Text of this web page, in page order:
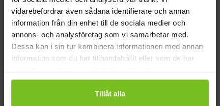
vidarebefordrar även sådana identifierare och annan
information från din enhet till de sociala medier och
annons- och analysföretag som vi samarbetar med.
Dessa kan i sin tur kombinera informationen med annan
information som du har tillhandahållit eller som de har
samlat in när du har använt deras tjänster.
Tillåt alla
konkurrenskraftig måste din strategi inte
bara anpassa sig snabbt till det som sker
runt omkring dig,
Du måste dessutom vara tydlig var ni ska.